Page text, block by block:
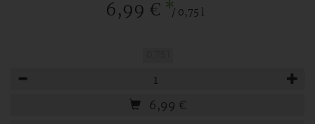
6,99 € */ 0,75 l
6,99 €